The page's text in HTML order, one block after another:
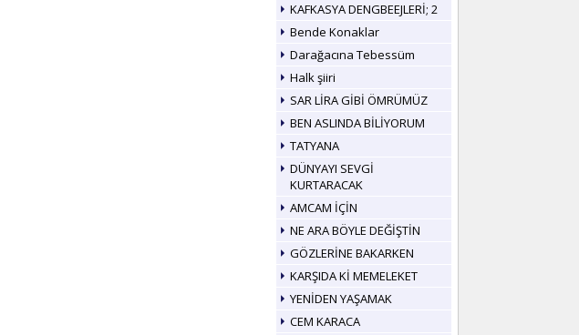
KAFKASYA DENGBEEJLERİ; 2
Bende Konaklar
Darağacına Tebessüm
Halk şiiri
SAR LİRA GİBİ ÖMRÜMÜZ
BEN ASLINDA BİLİYORUM
TATYANA
DÜNYAYI SEVGİ
KURTARACAK
AMCAM İÇİN
NE ARA BÖYLE DEĞİŞTİN
GÖZLERİNE BAKARKEN
KARŞIDA Kİ MEMELEKET
YENİDEN YAŞAMAK
CEM KARACA